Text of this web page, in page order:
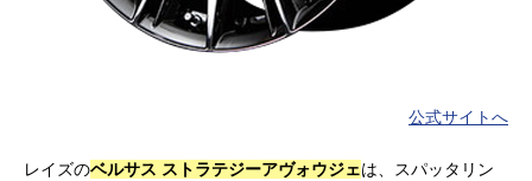
公式サイトへ
レイズのベルサス ストラテジーアヴォウジェは、スパッタリン